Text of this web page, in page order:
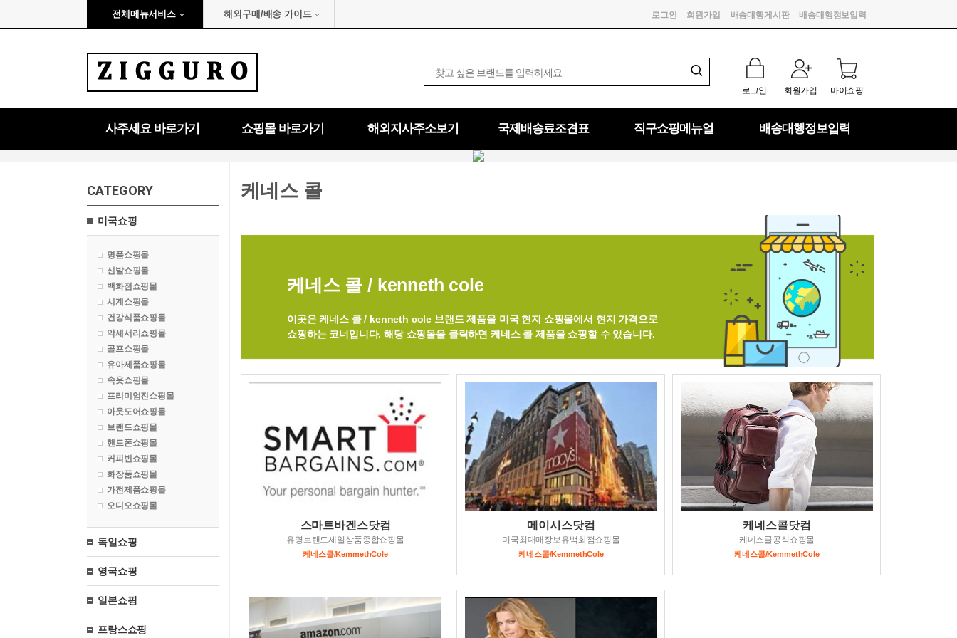
전체메뉴서비스 해외구매/배송 가이드 로그인 회원가입 배송대행게시판 배송대행정보입력
로그인 회원가입 마이쇼핑
사주세요 바로가기 쇼핑몰 바로가기 해외지사주소보기 국제배송료조견표 직구쇼핑메뉴얼 배송대행정보입력
CATEGORY
미국쇼핑
명품쇼핑몰
신발쇼핑몰
백화점쇼핑몰
시계쇼핑몰
건강식품쇼핑몰
악세서리쇼핑몰
골프쇼핑몰
유아제품쇼핑몰
속옷쇼핑몰
프리미엄진쇼핑몰
아웃도어쇼핑몰
브랜드쇼핑몰
핸드폰쇼핑몰
커피빈쇼핑몰
화장품쇼핑몰
가전제품쇼핑몰
오디오쇼핑몰
독일쇼핑
영국쇼핑
일본쇼핑
프랑스쇼핑
케네스 콜
케네스 콜 / kenneth cole
이곳은 케네스 콜 / kenneth cole 브랜드 제품을 미국 현지 쇼핑몰에서 현지 가격으로
쇼핑하는 코너입니다. 해당 쇼핑몰을 클릭하면 케네스 콜 제품을 쇼핑할 수 있습니다.
스마트바겐스닷컴
유명브랜드세일상품종합쇼핑몰
케네스콜/KemmethCole
메이시스닷컴
미국최대매장보유백화점쇼핑몰
케네스콜/KemmethCole
케네스콜닷컴
케네스콜공식쇼핑몰
케네스콜/KemmethCole